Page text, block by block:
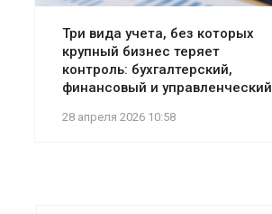
Три вида учета, без которых
крупный бизнес теряет
контроль: бухгалтерский,
финансовый и управленческий
28 апреля 2026 10:58